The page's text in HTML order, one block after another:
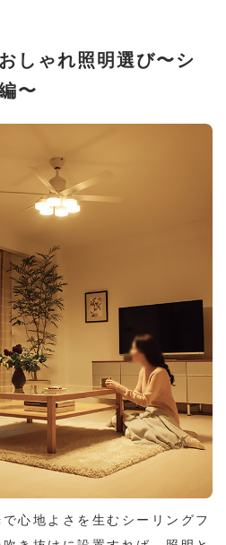
しゃれ照明選び〜シ
〜
心地よさを生むシーリングフ